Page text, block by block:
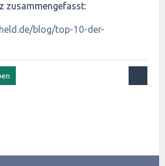
zusammengefasst:
blog/top-10-der-